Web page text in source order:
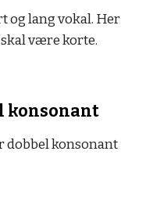
og lang vokal. Her
være korte.
konsonant
dobbel konsonant